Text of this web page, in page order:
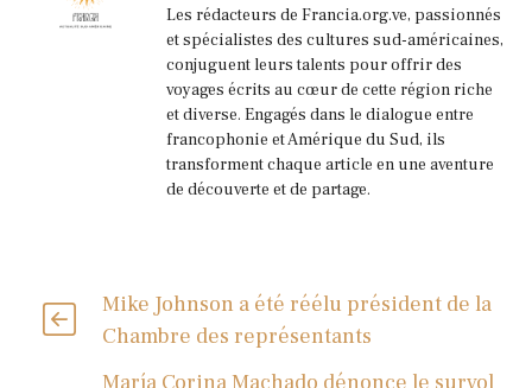
Les rédacteurs de Francia.org.ve, passionnés
et spécialistes des cultures sud-américaines,
conjuguent leurs talents pour offrir des
voyages écrits au cœur de cette région riche
et diverse. Engagés dans le dialogue entre
francophonie et Amérique du Sud, ils
transforment chaque article en une aventure
de découverte et de partage.
Mike Johnson a été réélu président de la
Chambre des représentants